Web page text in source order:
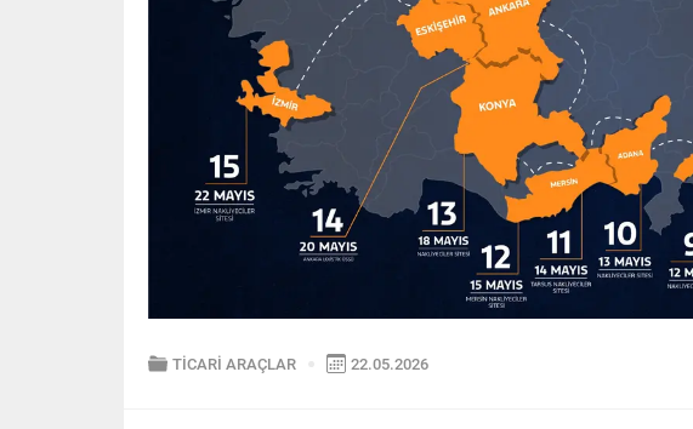
TİCARİ ARAÇLAR 22.05.2026